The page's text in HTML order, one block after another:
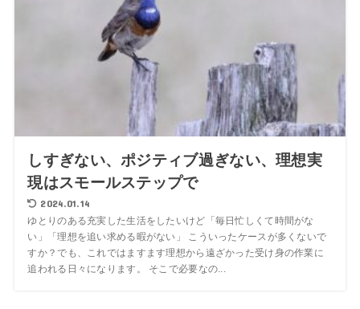
しすぎない、ポジティブ過ぎない、理想実
現はスモールステップで
2024.01.14
ゆとりのある充実した生活をしたいけど「毎日忙しくて時間がな
い」「理想を追い求める暇がない」 こういったケースが多くないで
すか？でも、これではますます理想から遠ざかった受け身の作業に
追われる日々になります。 そこで必要なの...